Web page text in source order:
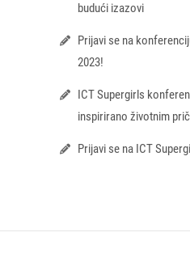
budući izazovi
Prijavi se na
2023!
ICT Supergirls
inspirirano životnim
Prijavi se na ICT